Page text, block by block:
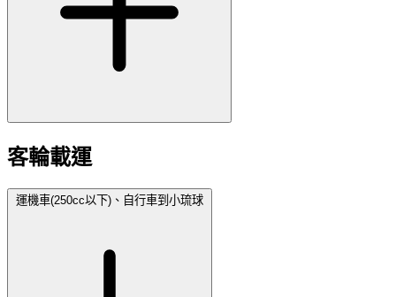
客輪載運
運機車(250cc以下)、自行車到小琉球